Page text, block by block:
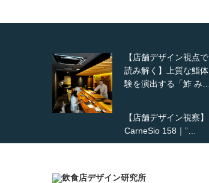
【店舗デザイン視点で
読み解く】上質な鮨体
験を演出する「鮓 み…
【店舗デザイン視察】
CarneSio 158｜”…
【熊の鳥焼き】囲炉裏